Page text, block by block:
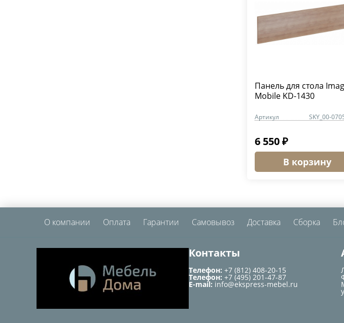
Панель для стола
Mobile KD-1430
Артикул SKY_00-
6 550 ₽
В корзину
О компании Оплата Гарантии Самовывоз Доставка Сборка
Контакты
Телефон: +7 (812) 408-20-15
Телефон: +7 (495) 201-47-87
E-mail: info@ekspress-mebel.ru